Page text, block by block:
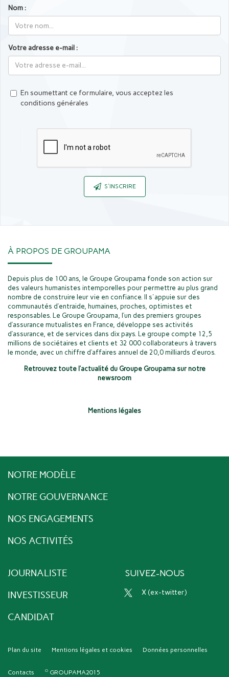
Nom :
Votre adresse e-mail :
En soumettant ce formulaire, vous acceptez les
conditions générales
S'INSCRIRE
À PROPOS DE GROUPAMA
Depuis plus de 100 ans, le Groupe Groupama fonde son action sur
des valeurs humanistes intemporelles pour permettre au plus grand
nombre de construire leur vie en confiance. Il s'appuie sur des
communautés d’entraide, humaines, proches, optimistes et
responsables. Le Groupe Groupama, l’un des premiers groupes
d’assurance mutualistes en France, développe ses activités
d’assurance, et de services dans dix pays. Le groupe compte 12,5
millions de sociétaires et clients et 32 000 collaborateurs à travers
le monde, avec un chiffre d’affaires annuel de 20,0 milliards d’euros.
Retrouvez toute l’actualité du Groupe Groupama sur notre
newsroom
Mentions légales
NOTRE MODÈLE
NOTRE GOUVERNANCE
NOS ENGAGEMENTS
NOS ACTIVITÉS
JOURNALISTE
INVESTISSEUR
CANDIDAT
SUIVEZ-NOUS
x (ex-twitter)
Plan du site Mentions légales et cookies Données personnelles
Contacts GROUPAMA2015